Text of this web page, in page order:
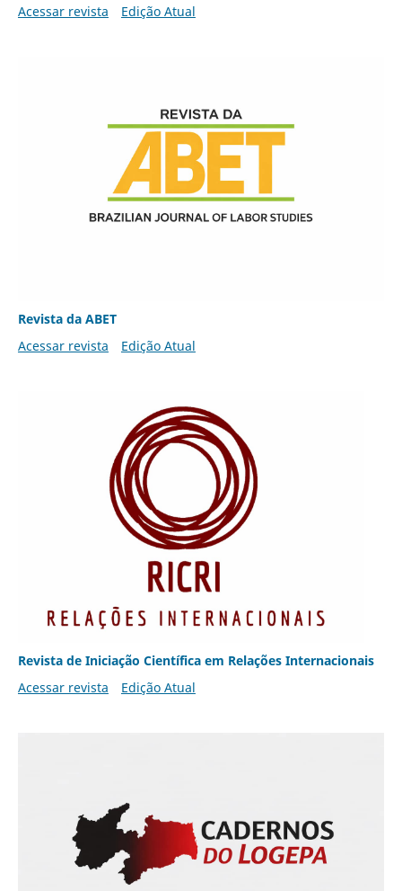
Acessar revista Edição Atual
Revista da ABET
Acessar revista
Edição Atual
Revista de Iniciação Científica em Relações Internacionais
Acessar revista
Edição Atual